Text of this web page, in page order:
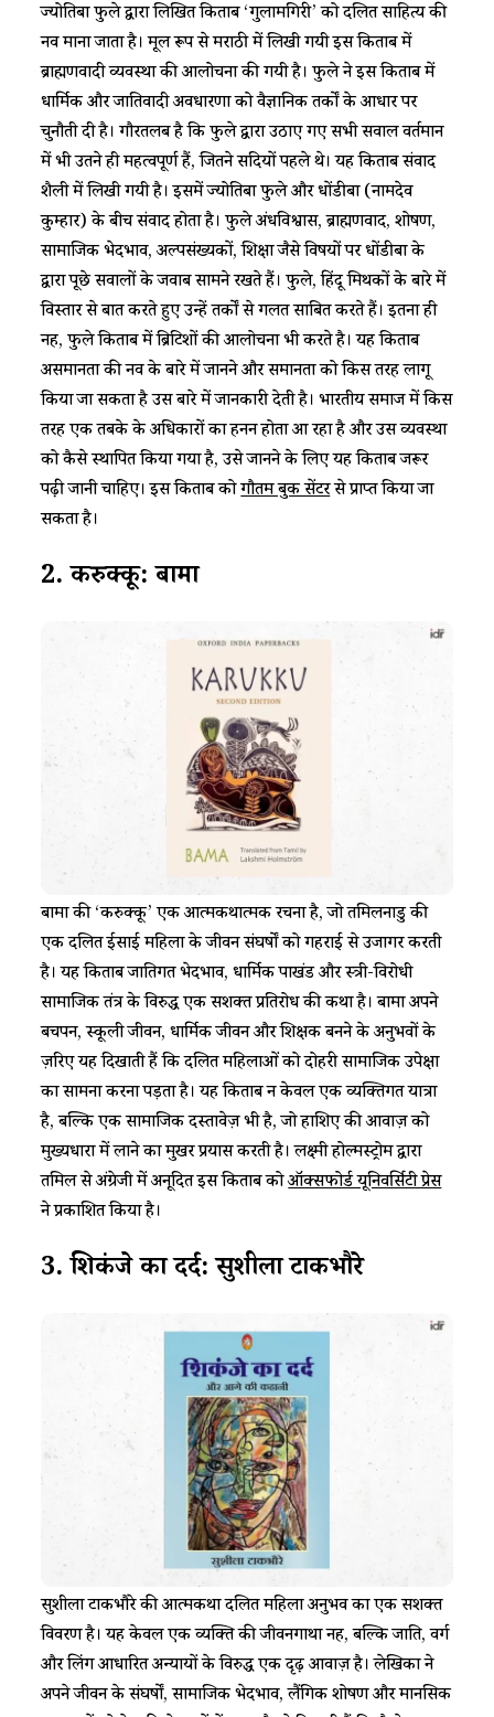
ज्योतिबा फुले द्वारा लिखित किताब ‘गुलामगिरी’ को दलित साहित्य की
नींव माना जाता है। मूल रूप से मराठी में लिखी गयी इस किताब में
ब्राह्मणवादी व्यवस्था की आलोचना की गयी है। फुले ने इस किताब में
धार्मिक और जातिवादी अवधारणा को वैज्ञानिक तर्कों के आधार पर
चुनौती दी है। गौरतलब है कि फुले द्वारा उठाए गए सभी सवाल वर्तमान
में भी उतने ही महत्वपूर्ण हैं, जितने सदियों पहले थे। यह किताब संवाद
शैली में लिखी गयी है। इसमें ज्योतिबा फुले और धोंडीबा (नामदेव
कुम्हार) के बीच संवाद होता है। फुले अंधविश्वास, ब्राह्मणवाद, शोषण,
सामाजिक भेदभाव, अल्पसंख्यकों, शिक्षा जैसे विषयों पर धोंडीबा के
द्वारा पूछे सवालों के जवाब सामने रखते हैं। फुले, हिंदू मिथकों के बारे में
विस्तार से बात करते हुए उन्हें तर्कों से गलत साबित करते हैं। इतना ही
नहीं, फुले किताब में ब्रिटिशों की आलोचना भी करते है। यह किताब
असमानता की नींव के बारे में जानने और समानता को किस तरह लागू
किया जा सकता है उस बारे में जानकारी देती है। भारतीय समाज में किस
तरह एक तबके के अधिकारों का हनन होता आ रहा है और उस व्यवस्था
को कैसे स्थापित किया गया है, उसे जानने के लिए यह किताब जरूर
पढ़ी जानी चाहिए। इस किताब कोगौतम बुक सेंटरसे प्राप्त किया जा
सकता है।
2. करुक्कू:बामा
बामा की ‘करुक्कू’ एक आत्मकथात्मक रचना है, जो तमिलनाडु की
एक दलित ईसाई महिला के जीवन संघर्षों को गहराई से उजागर करती
है। यह किताब जातिगत भेदभाव, धार्मिक पाखंड और स्त्री-विरोधी
सामाजिक तंत्र के विरुद्ध एक सशक्त प्रतिरोध की कथा है। बामा अपने
बचपन, स्कूली जीवन, धार्मिक जीवन और शिक्षक बनने के अनुभवों के
ज़रिए यह दिखाती हैं कि दलित महिलाओं को दोहरी सामाजिक उपेक्षा
का सामना करना पड़ता है। यह किताब न केवल एक व्यक्तिगत यात्रा
है, बल्कि एक सामाजिक दस्तावेज़ भी है, जो हाशिए की आवाज़ को
मुख्यधारा में लाने का मुखर प्रयास करती है। लक्ष्मी होल्मस्ट्रोम द्वारा
तमिल से अंग्रेजी में अनूदित इस किताब कोऑक्सफोर्ड यूनिवर्सिटी प्रेस
ने प्रकाशित किया है।
3. शिकंजेकादर्द:सुशीलाटाकभौरे
सुशीला टाकभौरे की आत्मकथा दलित महिला अनुभव का एक सशक्त
विवरण है। यह केवल एक व्यक्ति की जीवनगाथा नहीं, बल्कि जाति, वर्ग
और लिंग आधारित अन्यायों के विरुद्ध एक दृढ़ आवाज़ है। लेखिका ने
अपने जीवन के संघर्षों, सामाजिक भेदभाव, लैंगिक शोषण और मानसिक